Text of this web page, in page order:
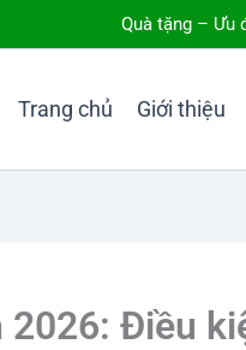
Quà tặng – Ưu
Trang chủ Giới thiệu
2026: Điều